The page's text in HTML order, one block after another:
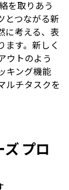
を取りあう
とつながる新
に考える、表
ます。新しく
ウトのよう
キング機能
ルチタスクを
プロ